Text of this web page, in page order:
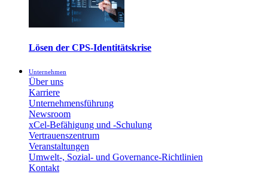
Lösen der CPS-Identitätskrise
Unternehmen
Über uns
Karriere
Unternehmensführung
Newsroom
xCel-Befähigung und -Schulung
Vertrauenszentrum
Veranstaltungen
Umwelt-, Sozial- und Governance-Richtlinien
Kontakt